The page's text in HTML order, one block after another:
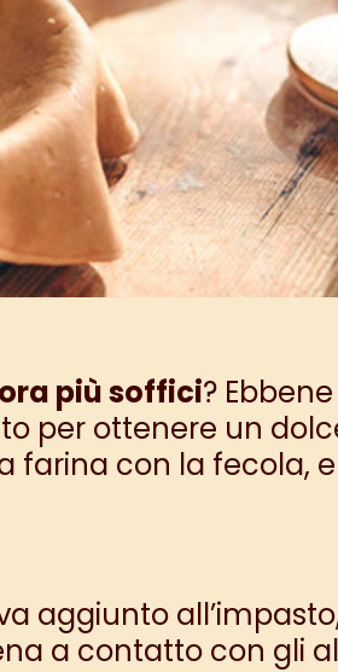
più soffici? Ebbene
per ottenere un
farina con la fecola,
aggiunto
a contatto con gli